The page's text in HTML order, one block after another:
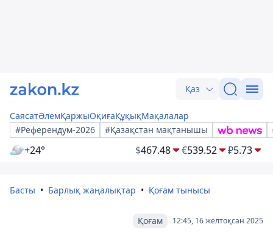
Қаз
СаясатӘлемҚаржыОқиғаҚұқықМақалалар
#Референдум-2026
#Қазақстан мақтанышы
+24° $467.48 €539.52 ₽5.73
Басты Барлық жаңалықтар Қоғам тынысы
12:45, 16 желтоқсан 2025
Қоғам